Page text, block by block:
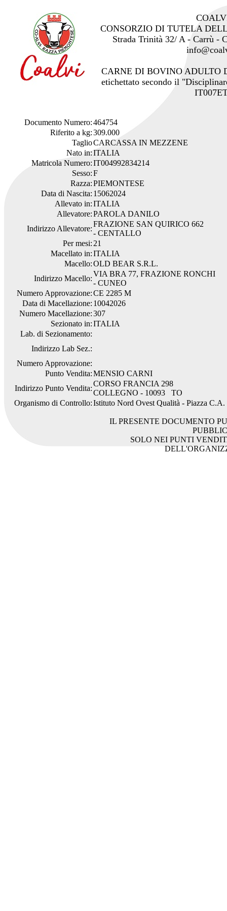
CONSORZIO DI TUTELA
Strada Trinità 32/ A - Carrù -
CARNE DI BOVINO ADULTO
etichettato secondo il
Documento Numero:464754
Riferito a kg:309.000
TaglioCARCASSA IN MEZZENE
Nato in:ITALIA
Matricola Numero:IT004992834214
Sesso:F
Razza:PIEMONTESE
Data di Nascita: 15062024
Allevato in:ITALIA
Allevatore:PAROLA DANILO
Indirizzo Allevatore:
FRAZIONE SAN QUIRICO 662
- CENTALLO
Per mesi: 21
Macellato in:ITALIA
Macello:OLD BEAR S.R.L.
Indirizzo Macello:
VIA BRA 77, FRAZIONE RONCHI
- CUNEO
Numero Approvazione:CE 2285 M
Data di Macellazione: 10042026
Numero Macellazione:307
Sezionato in:ITALIA
Lab. di Sezionamento:
Indirizzo Lab Sez.:
Numero Approvazione:
Punto Vendita:MENSIO CARNI
Indirizzo Punto Vendita:
CORSO FRANCIA 298
COLLEGNO - 10093 TO
Organismo di Controllo:Istituto Nord Ovest Qualità - Piazza
IL PRESENTE DOCUMENTO
SOLO NEI PUNTI